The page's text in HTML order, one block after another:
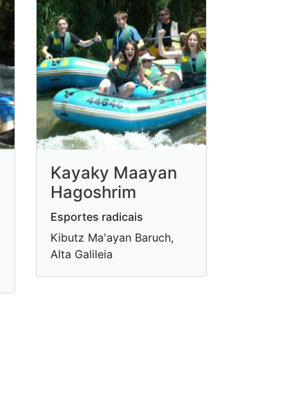
Kayaky Maayan
Hagoshrim
Esportes radicais
Kibutz Ma'ayan Baruch,
Alta Galileia